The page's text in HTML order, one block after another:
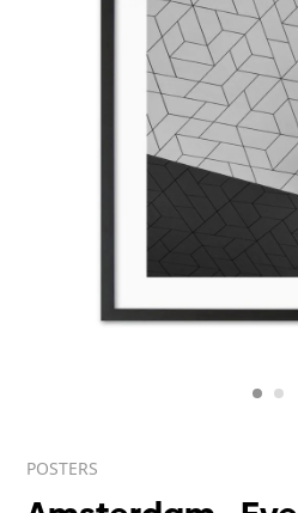
POSTERS